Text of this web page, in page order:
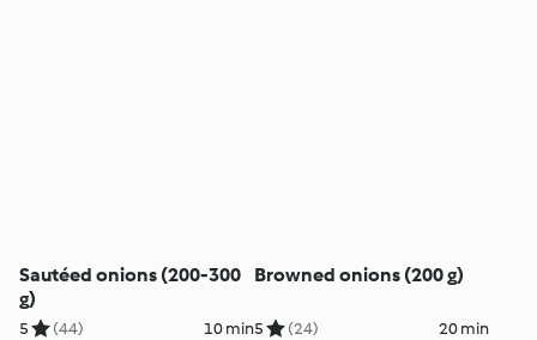
Sautéed onions (200-300
g)
5 (44) 10 min
Browned onions (200 g)
5 (24) 20 min